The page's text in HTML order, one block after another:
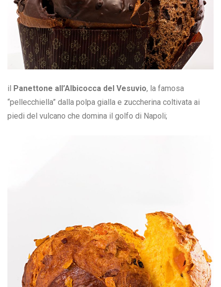
il Panettone all’Albicocca del Vesuvio, la famosa
“pellecchiella” dalla polpa gialla e zuccherina coltivata ai
piedi del vulcano che domina il golfo di Napoli;